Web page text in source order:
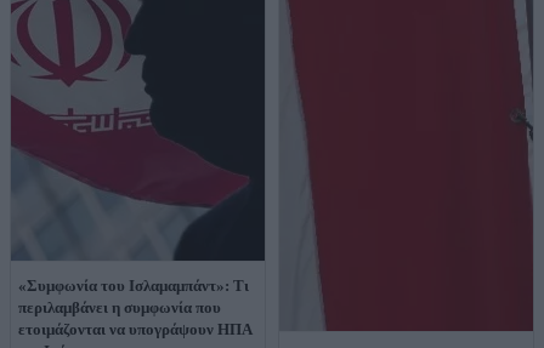
«Συμφωνία του Ισλαμαμπάντ»: Τι
περιλαμβάνει η συμφωνία που
ετοιμάζονται να υπογράψουν ΗΠΑ